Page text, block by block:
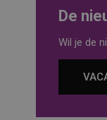
De
Wil je de